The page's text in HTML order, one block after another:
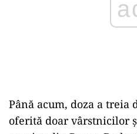
Până acum, doza a treia
oferită doar vârstnicilor